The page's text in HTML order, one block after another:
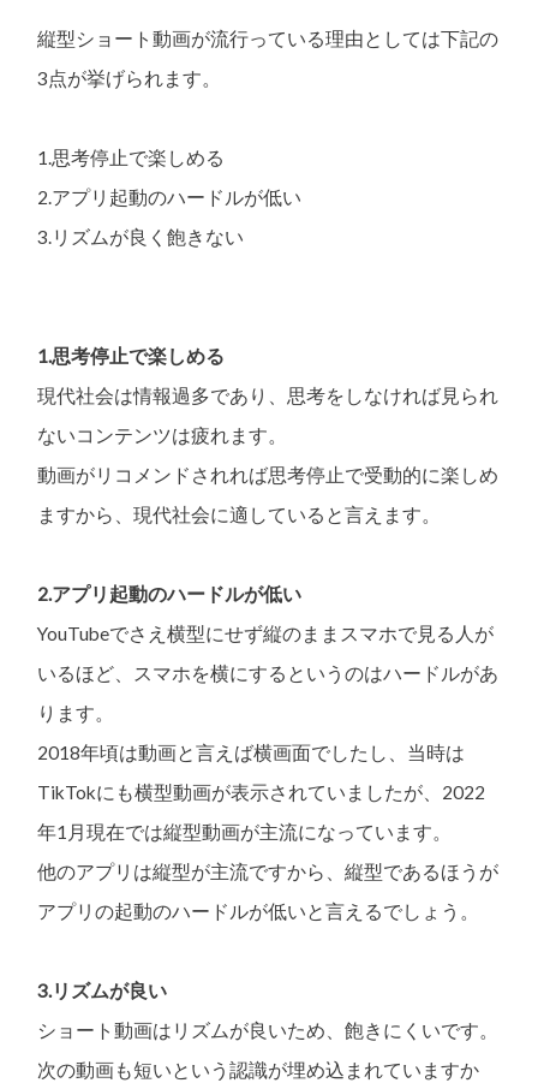
縦型ショート動画が流行っている理由としては下記の
3点が挙げられます。
1.思考停止で楽しめる
2.アプリ起動のハードルが低い
3.リズムが良く飽きない
1.思考停止で楽しめる
現代社会は情報過多であり、思考をしなければ見られ
ないコンテンツは疲れます。
動画がリコメンドされれば思考停止で受動的に楽しめ
ますから、現代社会に適していると言えます。
2.アプリ起動のハードルが低い
YouTubeでさえ横型にせず縦のままスマホで見る人が
いるほど、スマホを横にするというのはハードルがあ
ります。
2018年頃は動画と言えば横画面でしたし、当時は
TikTokにも横型動画が表示されていましたが、2022
年1月現在では縦型動画が主流になっています。
他のアプリは縦型が主流ですから、縦型であるほうが
アプリの起動のハードルが低いと言えるでしょう。
3.リズムが良い
ショート動画はリズムが良いため、飽きにくいです。
次の動画も短いという認識が埋め込まれていますか